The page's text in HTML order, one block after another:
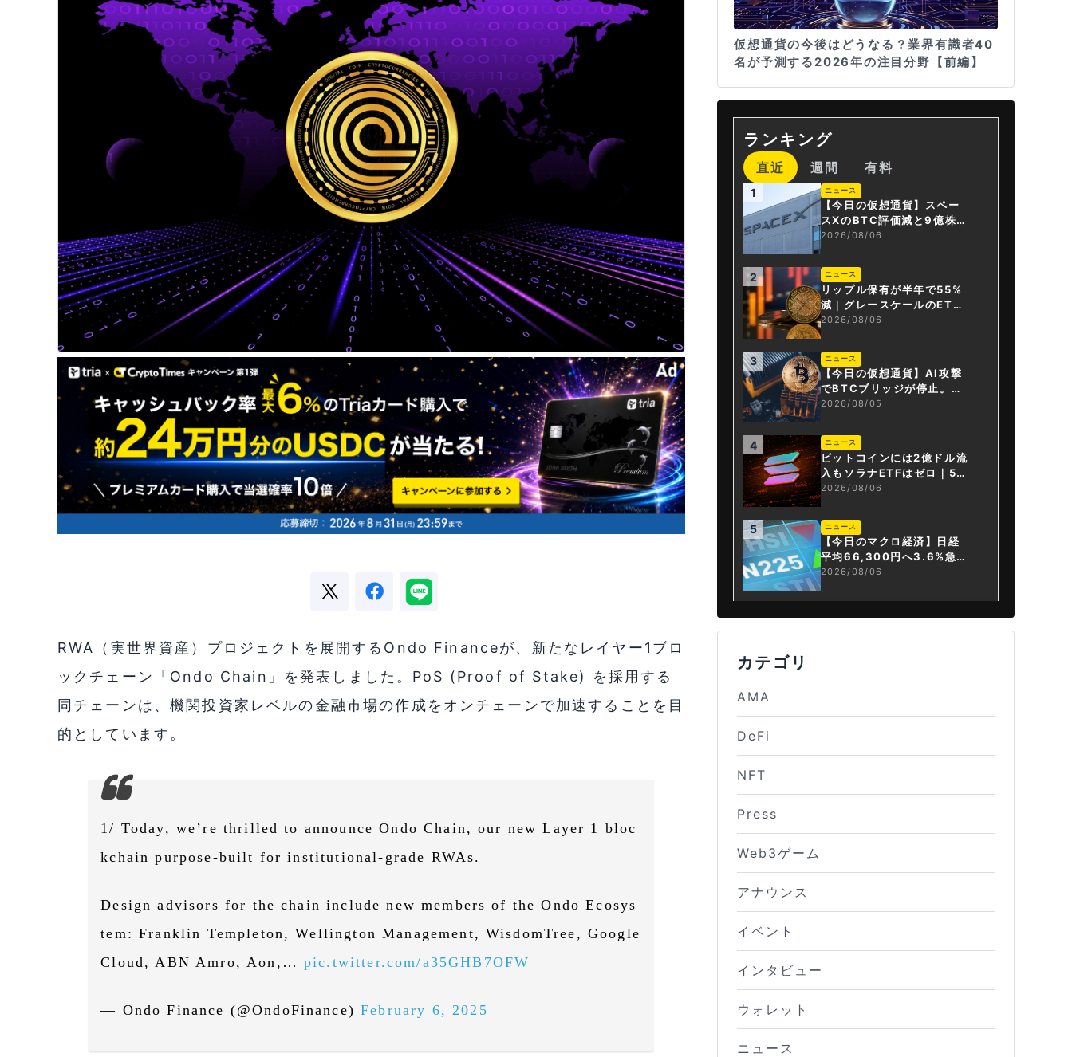
RWA（実世界資産）プロジェクトを展開するOndo Financeが、新たなレイヤー1ブロ
ックチェーン「Ondo Chain」を発表しました。PoS (Proof of Stake) を採用する
同チェーンは、機関投資家レベルの金融市場の作成をオンチェーンで加速することを目
的としています。
1/ Today, we’re thrilled to announce Ondo Chain, our new Layer 1 bloc
kchain purpose-built for institutional-grade RWAs.
Design advisors for the chain include new members of the Ondo Ecosys
tem: Franklin Templeton, Wellington Management, WisdomTree, Google
Cloud, ABN Amro, Aon,…pic.twitter.com/a35GHB7OFW
— Ondo Finance (@OndoFinance)February 6, 2025
仮想通貨の今後はどうなる？業界有識者40
名が予測する2026年の注目分野【前編】
ランキング
直近 週間 有料
1 ニュース
【今日の仮想通貨】スペー
スXのBTC評価減と9億株の
解禁。208億円相当のBTC
が盗難
2026/08/06
2 ニュース
リップル保有が半年で55%
減｜グレースケールのET
F、純資産1.6億ドル減
2026/08/06
3 ニュース
【今日の仮想通貨】AI攻撃
でBTCブリッジが停止。金
融庁が「暗号資産・ステー
2026/08/05
4 ニュース
ビットコインには2億ドル流
入もソラナETFはゼロ｜5営
業日連続で停止
2026/08/06
5 ニュース
【今日のマクロ経済】日経
平均66,300円へ3.6%急騰
もAI投資回収懸念が再燃
2026/08/06
カテゴリ
AMA
DeFi
NFT
Press
Web3ゲーム
アナウンス
イベント
インタビュー
ウォレット
ニュース